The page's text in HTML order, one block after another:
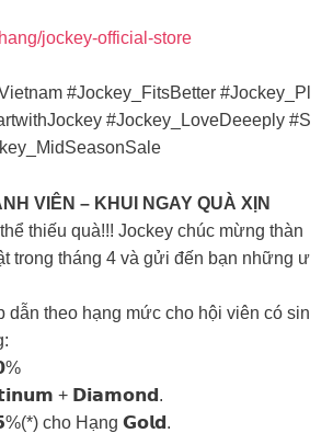
jockey-official-store
#Jockey_FitsBetter #Jockey_Pl
#Jockey_LoveDeeeply #S
VIÊN – KHUI NGAY QUÀ XỊN
thiếu quà!!! Jockey chúc mừng thàn
trong tháng 4 và gửi đến bạn những ư
dẫn theo hạng mức cho hội viên có sin
+ 𝗗𝗶𝗮𝗺𝗼𝗻𝗱.
cho Hạng 𝗚𝗼𝗹𝗱.